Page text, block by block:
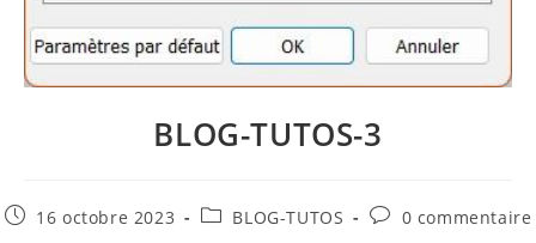
BLOG-TUTOS-3
16 octobre 2023 BLOG-TUTOS 0 commentaire